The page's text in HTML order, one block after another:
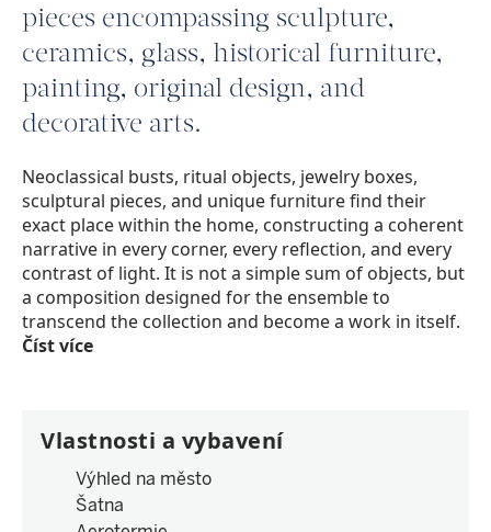
pieces encompassing sculpture,
ceramics, glass, historical furniture,
painting, original design, and
decorative arts.
Neoclassical busts, ritual objects, jewelry boxes,
sculptural pieces, and unique furniture find their
exact place within the home, constructing a coherent
narrative in every corner, every reflection, and every
contrast of light. It is not a simple sum of objects, but
a composition designed for the ensemble to
transcend the collection and become a work in itself.
Číst více
Vlastnosti a vybavení
Výhled na město
Šatna